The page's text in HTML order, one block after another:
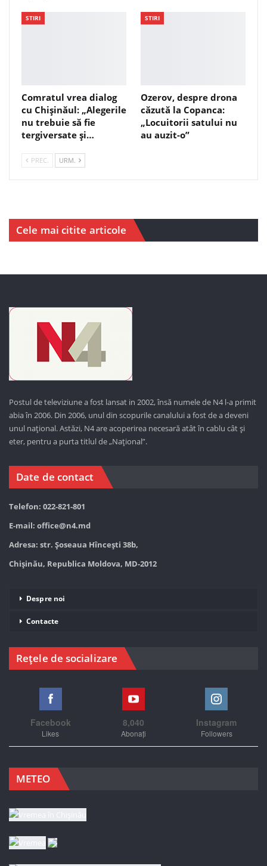
STIRI
Comratul vrea dialog
cu Chișinăul: „Alegerile
nu trebuie să fie
tergiversate și…
STIRI
Ozerov, despre drona
căzută la Copanca:
„Locuitorii satului nu
au auzit-o”
PREC. URM.
Cele mai citite articole
Postul de televiziune a fost lansat in 2002, însă numele de N4 l-a primit
abia în 2006. Din 2006, unul din scopurile canalului a fost de a deveni
unul național. Astăzi, N4 are acoperirea necesară atât în cablu cât și
eter, pentru a purta titlul de „Național”.
Date de contact
Telefon: 022-821-801
E-mail: office@n4.md
Adresa: str. Șoseaua Hînceşti 38b,
Chișinău, Republica Moldova, MD-2012
Despre noi
Contacte
Rețele de socializare
Facebook
Likes
8,040
Abonați
Instagram
Followers
METEO